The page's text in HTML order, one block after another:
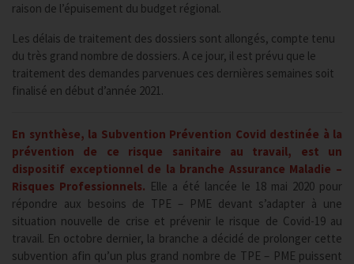
raison de l’épuisement du budget régional.
Les délais de traitement des dossiers sont allongés, compte tenu
du très grand nombre de dossiers. A ce jour, il est prévu que le
traitement des demandes parvenues ces dernières semaines soit
finalisé en début d’année 2021.
En synthèse, la Subvention Prévention Covid destinée à la
prévention de ce risque sanitaire au travail, est un
dispositif exceptionnel de la branche Assurance Maladie –
Risques Professionnels. Elle a été lancée le 18 mai 2020 pour
répondre aux besoins de TPE – PME devant s’adapter à une
situation nouvelle de crise et prévenir le risque de Covid-19 au
travail. En octobre dernier, la branche a décidé de prolonger cette
subvention afin qu’un plus grand nombre de TPE – PME puissent